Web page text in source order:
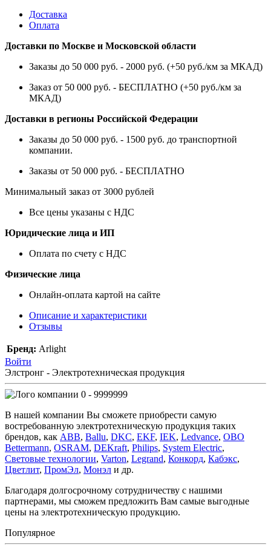
Доставка
Оплата
Доставки по Москве и Московской области
Заказы до 50 000 руб. - 2000 руб. (+50 руб./км за МКАД)
Заказ от 50 000 руб. - БЕСПЛАТНО (+50 руб./км за
МКАД)
Доставки в регионы Российской Федерации
Заказы до 50 000 руб. - 1500 руб. до транспортной
компании.
Заказы от 50 000 руб. - БЕСПЛАТНО
Минимальный заказ от 3000 рублей
Все цены указаны с НДС
Юридические лица и ИП
Оплата по счету с НДС
Физические лица
Онлайн-оплата картой на сайте
Описание и характеристики
Отзывы
Бренд: Arlight
Войти
Элстронг - Электротехническая продукция
0 - 9999999
В нашей компании Вы сможете приобрести самую
востребованную электротехническую продукция таких
брендов, как ABB, Ballu, DKC, EKF, IEK, Ledvance, OBO
Bettermann, OSRAM, DEKraft, Philips, System Electric,
Световые технологии, Varton, Legrand, Конкорд, Кабэкс,
Цветлит, ПромЭл, Монэл и др.
Благодаря долгосрочному сотрудничеству с нашими
партнерами, мы сможем предложить Вам самые выгодные
цены на электротехническую продукцию.
Популярное